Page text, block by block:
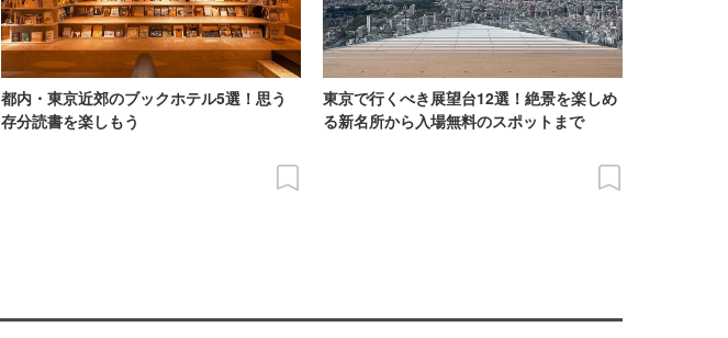
都内・東京近郊のブックホテル5選！思う
存分読書を楽しもう
東京で行くべき展望台12選！絶景を楽しめ
る新名所から入場無料のスポットまで